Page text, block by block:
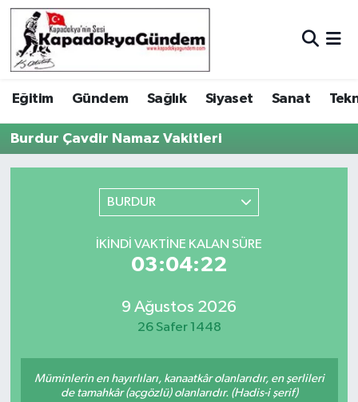
Eğitim Gündem Sağlık Siyaset Sanat
Burdur Çavdir Namaz Vakitleri
BURDUR
İKINDI VAKTINE KALAN SÜRE
03:04:22
9 Ağustos 2026
26 Safer 1448
Müminlerin en hayırlıları, kanaatkâr olanlarıdır, en şerlileri
de tamahkâr (açgözlü) olanlarıdır. (Hadis-i şerif)
Hava Durumu
Trafik Durumu
Süper Lig Puan Durumu ve Fikstür